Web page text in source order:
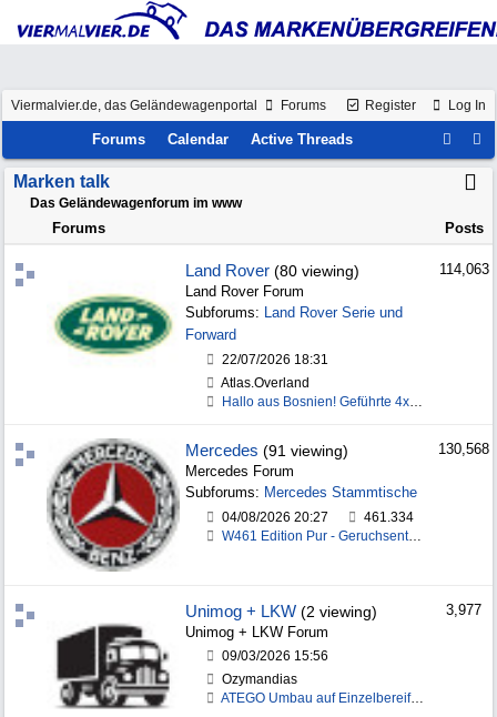
Register Log In
Viermalvier.de, das Geländewagenportal Forums
Forums Calendar Active Threads
Marken talk
Das Geländewagenforum im www
Forums Posts
Land Rover (80 viewing)
Land Rover Forum
Subforums: Land Rover Serie und
Forward
22/07/2026 18:31
Atlas.Overland
Hallo aus Bosnien! Geführte 4x4-Touren & Self-Driv
114,063
Mercedes (91 viewing)
Mercedes Forum
Subforums: Mercedes Stammtische
04/08/2026 20:27
461.334
W461 Edition Pur - Geruchsentwicklung Innenraum
130,568
Unimog + LKW (2 viewing)
Unimog + LKW Forum
09/03/2026 15:56
Ozymandias
ATEGO Umbau auf Einzelbereifung
3,977